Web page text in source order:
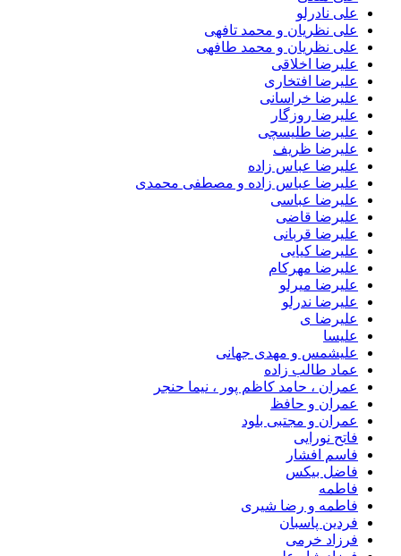
علی نادرلو
علی نظریان و محمد تافهی
علی نظریان و محمد طافهی
علیرضا اخلاقی
علیرضا افتخاری
علیرضا خراسانی
علیرضا روزگار
علیرضا طلیسچی
علیرضا ظریف
علیرضا عباس زاده
علیرضا عباس زاده و مصطفی محمدی
علیرضا عباسی
علیرضا قاضی
علیرضا قربانی
علیرضا کیایی
علیرضا مهرکام
علیرضا میرلو
علیرضا ندرلو
علیرضا ی
علیسا
علیشمس و مهدی جهانی
عماد طالب زاده
عمران ، حامد کاظم پور ، نیما حنجر
عمران و حافظ
عمران و مجتبی بلود
فاتح نورایی
فاسم افشار
فاضل بیکس
فاطمه
فاطمه و رضا شیری
فردین پاسبان
فرزاد خرمی